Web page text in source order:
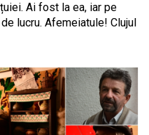
Ai fost la ea, iar pe
lucru. Afemeiatule! Clujul